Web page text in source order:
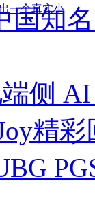
一个真实小
国知
侧
精